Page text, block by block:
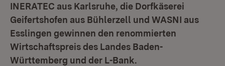
INERATEC aus Karlsruhe, die Dorfkäserei
Geifertshofen aus Bühlerzell und WASNI aus
Esslingen gewinnen den renommierten
Wirtschaftspreis des Landes Baden-
Württemberg und der L-Bank.